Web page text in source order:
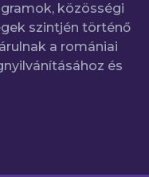
közösségi
szintjén történő
a romániai
és